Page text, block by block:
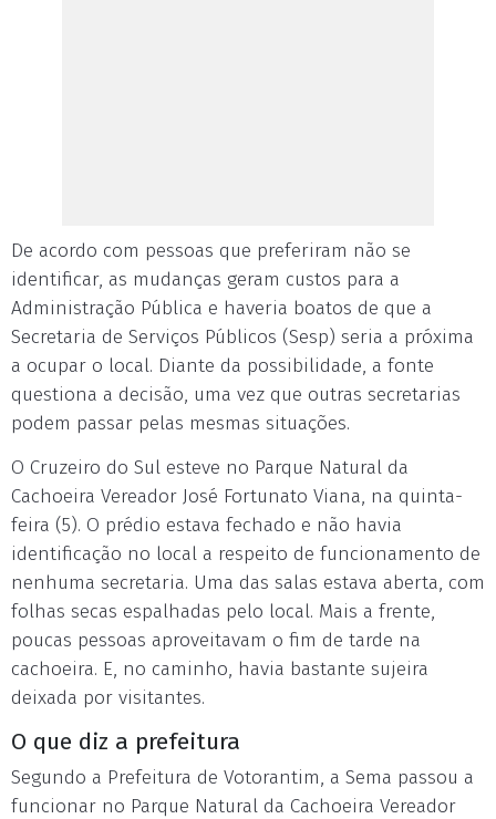
De acordo com pessoas que preferiram não se
identificar, as mudanças geram custos para a
Administração Pública e haveria boatos de que a
Secretaria de Serviços Públicos (Sesp) seria a próxima
a ocupar o local. Diante da possibilidade, a fonte
questiona a decisão, uma vez que outras secretarias
podem passar pelas mesmas situações.
O Cruzeiro do Sul esteve no Parque Natural da
Cachoeira Vereador José Fortunato Viana, na quinta-
feira (5). O prédio estava fechado e não havia
identificação no local a respeito de funcionamento de
nenhuma secretaria. Uma das salas estava aberta, com
folhas secas espalhadas pelo local. Mais a frente,
poucas pessoas aproveitavam o fim de tarde na
cachoeira. E, no caminho, havia bastante sujeira
deixada por visitantes.
O que diz a prefeitura
Segundo a Prefeitura de Votorantim, a Sema passou a
funcionar no Parque Natural da Cachoeira Vereador